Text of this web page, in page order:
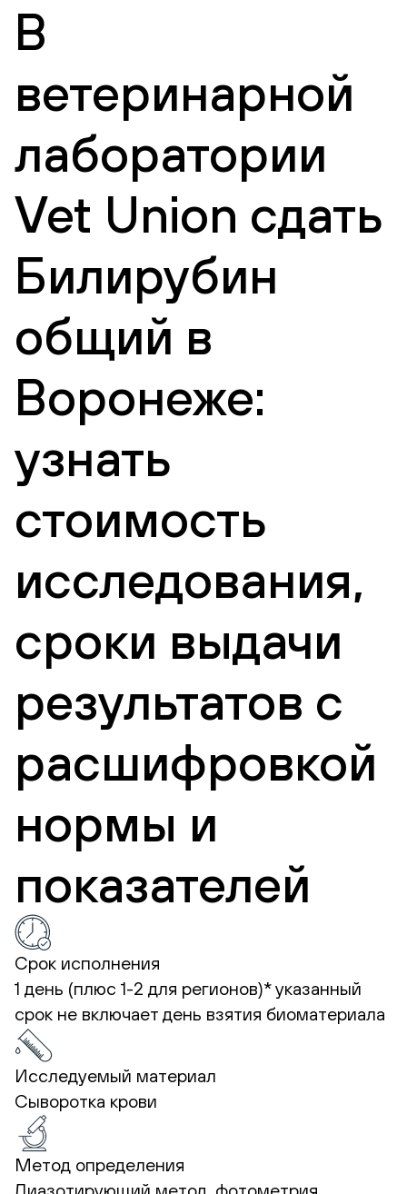
В
ветеринарной
лаборатории
Vet Union сдать
Билирубин
общий в
Воронеже:
узнать
стоимость
исследования,
сроки выдачи
результатов с
расшифровкой
нормы и
показателей
Срок исполнения
1 день (плюс 1-2 для регионов)*указанный
срок не включает день взятия биоматериала
Исследуемый материал
Сыворотка крови
Метод определения
Диазотирующий метод, фотометрия